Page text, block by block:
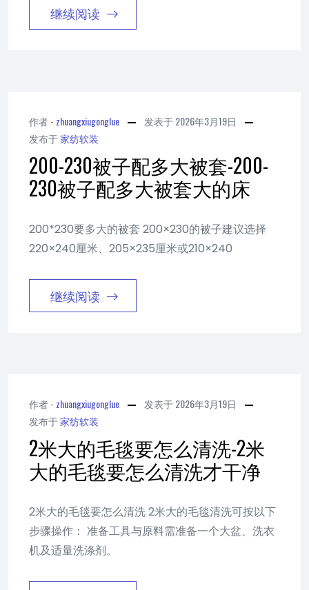
继续阅读
作者 - zhuangxiugonglue 发表于2026年3月19日
发布于家纺软装
200-230被子配多大被套-200-
230被子配多大被套大的床
200*230要多大的被套 200×230的被子建议选择
220×240厘米、205×235厘米或210×240
继续阅读
作者 - zhuangxiugonglue 发表于2026年3月19日
发布于家纺软装
2米大的毛毯要怎么清洗-2米
大的毛毯要怎么清洗才干净
2米大的毛毯要怎么清洗 2米大的毛毯清洗可按以下
步骤操作： 准备工具与原料需准备一个大盆、洗衣
机及适量洗涤剂。